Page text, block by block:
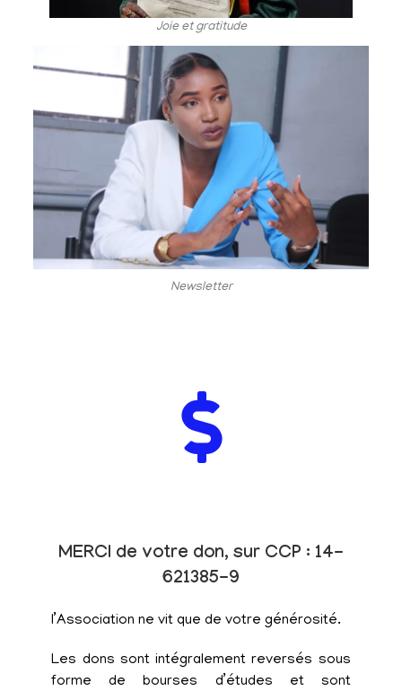
Joie et gratitude
Newsletter
MERCI de votre don, sur CCP : 14-
621385-9
l’Association ne vit que de votre générosité.
Les dons sont intégralement reversés sous
forme de bourses d’études et sont